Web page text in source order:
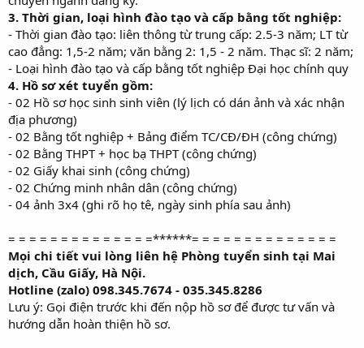
3. Thời gian, loại hình đào tạo và cấp bằng tốt nghiệp:
- Thời gian đào tạo: liên thông từ trung cấp: 2.5-3 năm; LT từ
cao đẳng: 1,5-2 năm; văn bằng 2: 1,5 - 2 năm. Thạc sĩ: 2 năm;
- Loại hình đào tạo và cấp bằng tốt nghiệp Đại học chính quy
4. Hồ sơ xét tuyển gồm:
- 02 Hồ sơ học sinh sinh viên (lý lịch có dán ảnh và xác nhận
địa phương)
- 02 Bằng tốt nghiệp + Bảng điểm TC/CĐ/ĐH (công chứng)
- 02 Bằng THPT + học bạ THPT (công chứng)
- 02 Giấy khai sinh (công chứng)
- 02 Chứng minh nhân dân (công chứng)
- 04 ảnh 3x4 (ghi rõ họ tê, ngày sinh phía sau ảnh)
= = = = = = = = = = = = = =******= = = = = = = = = = = = = =
Mọi chi tiết vui lòng liên hệ Phòng tuyển sinh tại Mai
dịch, Cầu Giấy, Hà Nội.
Hotline (zalo) 098.345.7674 - 035.345.8286
Lưu ý: Gọi điện trước khi đến nộp hồ sơ để được tư vấn và
hướng dẫn hoàn thiện hồ sơ.